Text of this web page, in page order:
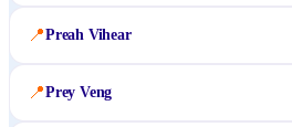
📍Preah Vihear
📍Prey Veng